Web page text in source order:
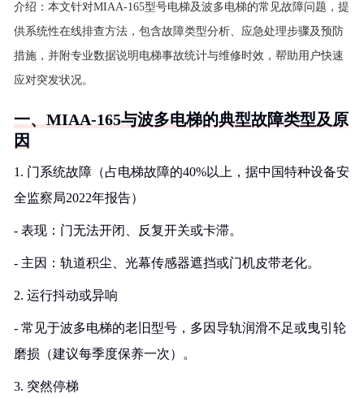
介绍： 本文针对MIAA-165型号电梯及波多电梯的常见故障问题，提
供系统性在线排查方法，包含故障类型分析、应急处理步骤及预防
措施，并附专业数据说明电梯事故统计与维修时效，帮助用户快速
应对突发状况。
一、MIAA-165与波多电梯的典型故障类型及原
因
1. 门系统故障（占电梯故障的40%以上，据中国特种设备安
全监察局2022年报告）
- 表现：门无法开闭、反复开关或卡滞。
- 主因：轨道积尘、光幕传感器遮挡或门机皮带老化。
2. 运行抖动或异响
- 常见于波多电梯的老旧型号，多因导轨润滑不足或曳引轮
磨损（建议每季度保养一次）。
3. 突然停梯